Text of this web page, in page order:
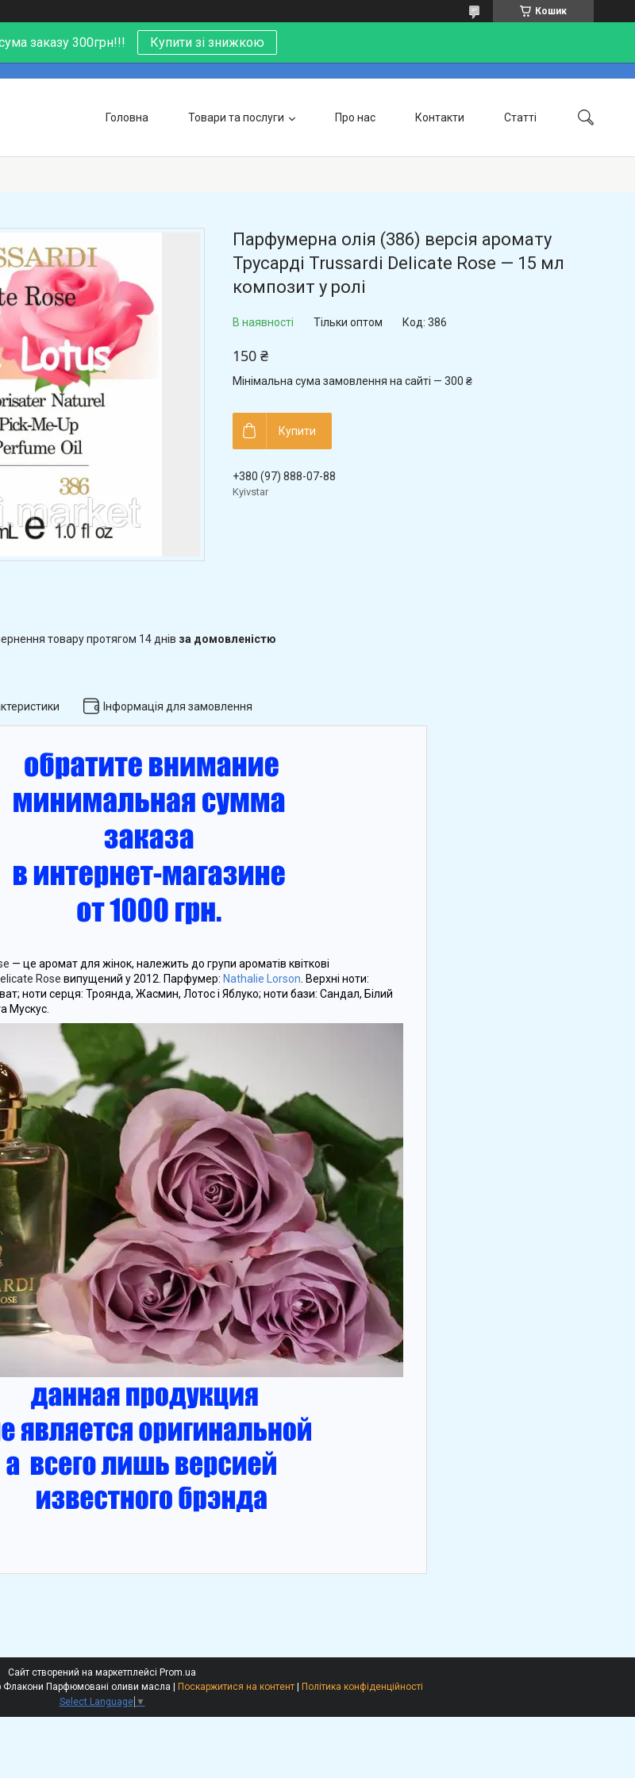
Кошик
заказу 300грн!!! Купити зі знижкою
Головна Товари та послуги Про нас Контакти Статті
Парфумерна олія (386) версія аромату
Трусарді Trussardi Delicate Rose — 15 мл
композит у ролі
В наявності Тільки оптом Код: 386
150 ₴
Мінімальна сума замовлення на сайті — 300 ₴
Купити
+380 (97) 888-07-88
Kyivstar
товару протягом 14 днів за домовленістю
Інформація для замовлення
— це аромат для жінок, належить до групи ароматів квіткові
Rose випущений у 2012. Парфумер: Nathalie Lorson . Верхні ноти:
ноти серця: Троянда, Жасмин, Лотос і Яблуко; ноти бази: Сандал, Білий
Мускус.
Сайт створений на маркетплейсі Prom.ua
Поскаржитися на контент
Політика конфіденційності
Select Language ▼